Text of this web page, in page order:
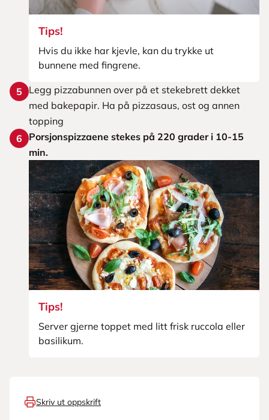
Tips!
Hvis du ikke har kjevle, kan du trykke ut
bunnene med fingrene.
5
Legg pizzabunnen over på et stekebrett dekket
med bakepapir. Ha på pizzasaus, ost og annen
topping
6
Porsjonspizzaene stekes på 220 grader i 10-15
min.
Tips!
Server gjerne toppet med litt frisk ruccola eller
basilikum.
Skriv ut oppskrift